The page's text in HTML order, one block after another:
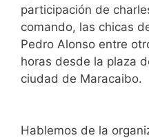
participación de
comando, las chicas
Pedro Alonso entre
horas desde la plaza
ciudad de Maracaibo.
Hablemos de la